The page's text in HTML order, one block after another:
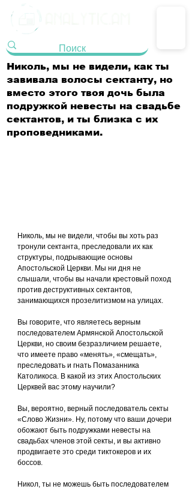
Николь, мы не видели, как ты
завивала волосы сектанту, но
вместо этого твоя дочь была
подружкой невесты на свадьбе
сектантов, и ты близка с их
проповедниками.
Николь, мы не видели, чтобы вы хоть раз
тронули сектанта, преследовали их как
структуры, подрывающие основы
Апостольской Церкви. Мы ни дня не
слышали, чтобы вы начали крестовый поход
против деструктивных сектантов,
занимающихся прозелитизмом на улицах.
Вы говорите, что являетесь верным
последователем Армянской Апостольской
Церкви, но своим безразличием решаете,
что имеете право «менять», «смещать»,
преследовать и гнать Помазанника
Католикоса. В какой из этих Апостольских
Церквей вас этому научили?
Вы, вероятно, верный последователь секты
«Слово Жизни». Ну, потому что ваши дочери
обожают быть подружками невесты на
свадьбах членов этой секты, и вы активно
продвигаете это среди тиктокеров и их
боссов.
Никол, ты не можешь быть последователем